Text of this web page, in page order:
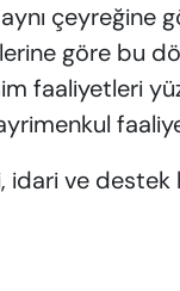
aynı
göre bu
faaliyetleri
idari ve